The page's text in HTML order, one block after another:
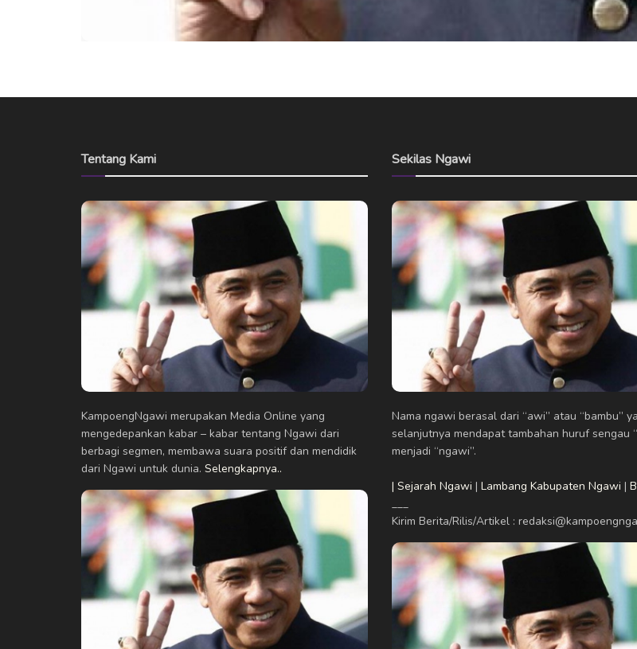
Tentang Kami
KampoengNgawi merupakan Media Online yang
mengedepankan kabar – kabar tentang Ngawi dari
berbagi segmen, membawa suara positif dan mendidik
dari Ngawi untuk dunia. Selengkapnya..
Sekilas Ngawi
Nama ngawi berasal dari “awi” atau “bambu”
selanjutnya mendapat tambahan huruf sengau
menjadi “ngawi”.
| Sejarah Ngawi | Lambang Kabupaten Ngawi |
___
Kirim Berita/Rilis/Artikel :